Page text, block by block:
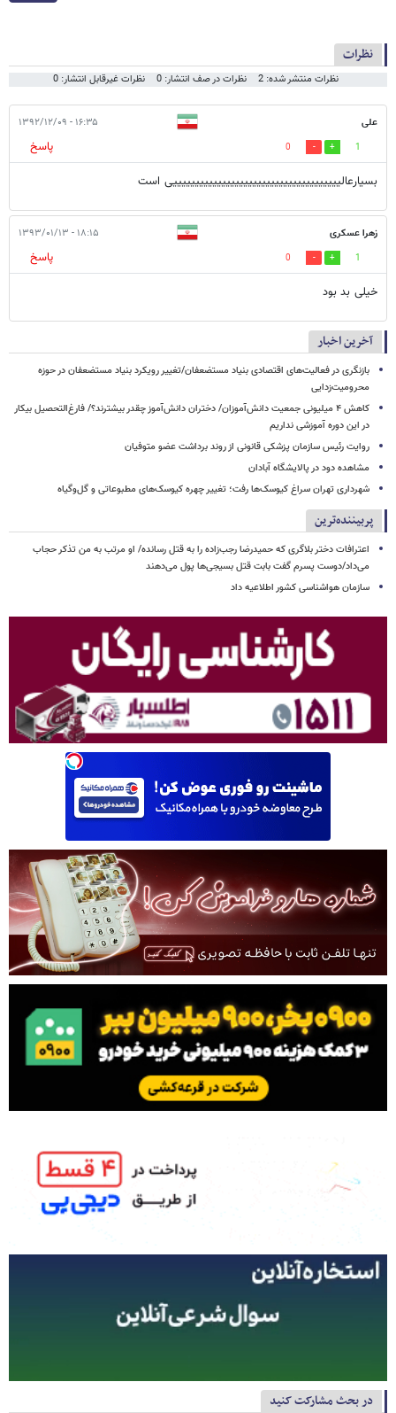
نظرات
نظرات منتشر شده: 2 نظرات در صف انتشار: 0 نظرات غیرقابل انتشار: 0
علی ۱۶:۳۵ - ۱۳۹۲/۱۲/۰۹
1
0
پاسخ
بسیارعالییییییییییییییییییییییییییییییییییییییی است
زهرا عسکری ۱۸:۱۵ - ۱۳۹۳/۰۱/۱۳
1
0
پاسخ
خیلی بد بود
آخرین اخبار
بازنگری در فعالیت‌های اقتصادی بنیاد مستضعفان/تغییر رویکرد بنیاد مستضعفان در حوزه
محرومیت‌زدایی
کاهش ۴ میلیونی جمعیت دانش‌آموزان/ دختران دانش‌آموز چقدر بیشترند؟/ فارغ‌التحصیل بیکار
در این دوره آموزشی نداریم
روایت رئیس سازمان پزشکی قانونی از روند برداشت عضو متوفیان
مشاهده دود در پالایشگاه آبادان
شهرداری تهران سراغ کیوسک‌ها رفت؛ تغییر چهره کیوسک‌های مطبوعاتی و گل‌وگیاه
پربیننده‌ترین
اعترافات دختر بلاگری که حمیدرضا رجب‌زاده را به قتل رسانده/ او مرتب به من تذکر حجاب
می‌داد/دوست پسرم گفت بابت قتل بسیجی‌ها پول می‌دهند
سازمان هواشناسی کشور اطلاعیه داد
در بحث مشارکت کنید